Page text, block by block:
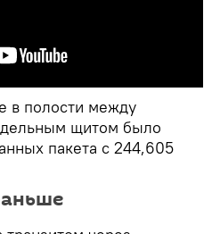
в полости между
щитом было
пакета с 244,605